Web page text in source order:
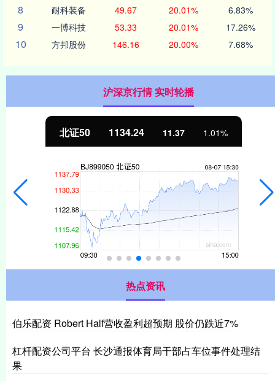
8 耐科装备 49.67 20.01% 6.83%
9 一博科技 53.33 20.01% 17.26%
10 方邦股份 146.16 20.00% 7.68%
沪深京行情 实时轮播
北证50 1134.24 11.37 1.01%
热点资讯
伯乐配资 Robert Half营收盈利超预期 股价仍跌近7%
杠杆配资公司平台 长沙通报体育局干部占车位事件处理结
果